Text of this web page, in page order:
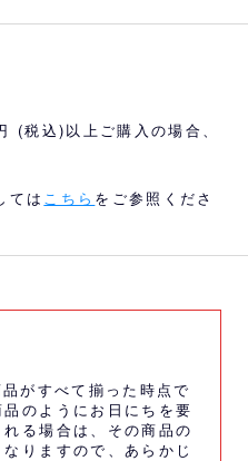
税込)以上ご購入の場合、
ては こちら をご参照くださ
がすべて揃った時点で
のようにお日にちを要
る場合は、その商品の
りますので、あらかじ